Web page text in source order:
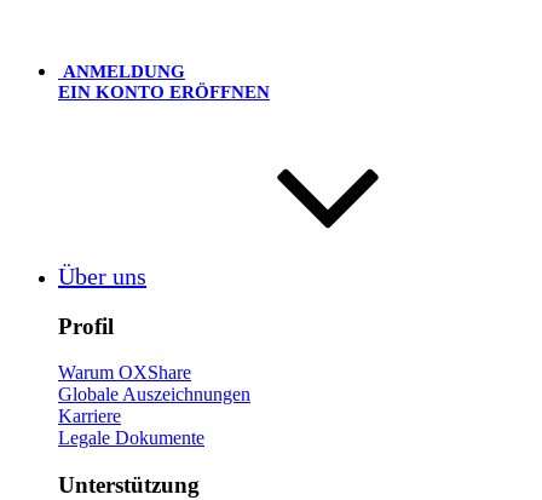
ANMELDUNG
EIN KONTO ERÖFFNEN
Über uns
Profil
Warum OXShare
Globale Auszeichnungen
Karriere
Legale Dokumente
Unterstützung